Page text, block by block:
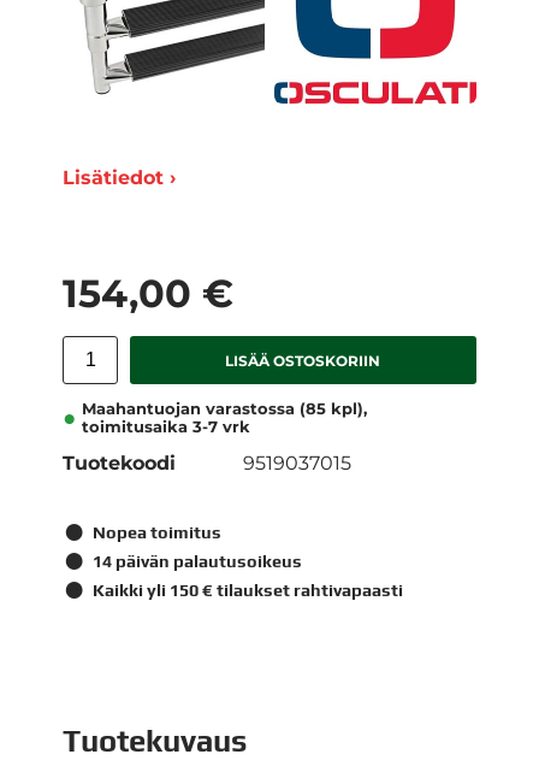
Lisätiedot ›
154,00 €
LISÄÄ OSTOSKORIIN
Maahantuojan varastossa (85 kpl),
toimitusaika 3-7 vrk
Tuotekoodi 9519037015
Nopea toimitus
14 päivän palautusoikeus
Kaikki yli 150 € tilaukset rahtivapaasti
Tuotekuvaus